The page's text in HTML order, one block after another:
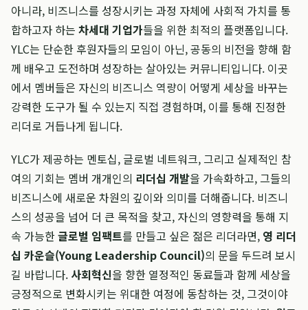
아니라, 비즈니스를 성장시키는 과정 자체에 사회적 가치를 통
합하고자 하는 차세대 기업가들을 위한 최적의 플랫폼입니다.
YLC는 단순한 후원자들의 모임이 아닌, 공동의 비전을 향해 함
께 배우고 도전하며 성장하는 살아있는 커뮤니티입니다. 이곳
에서 멤버들은 자신의 비즈니스 역량이 어떻게 세상을 바꾸는
강력한 도구가 될 수 있는지 직접 경험하며, 이를 통해 진정한
리더로 거듭나게 됩니다.
YLC가 제공하는 멘토십, 글로벌 네트워크, 그리고 실제적인 참
여의 기회는 멤버 개개인의 리더십 개발을 가속화하고, 그들의
비즈니스에 새로운 차원의 깊이와 의미를 더해줍니다. 비즈니
스의 성공을 넘어 더 큰 목적을 찾고, 자신의 영향력을 통해 지
속 가능한글로벌 임팩트를 만들고 싶은 젊은 리더라면, 영 리더
십 카운슬(Young Leadership Council)의 문을 두드려 보시
길 바랍니다. 사회혁신을 향한 열정적인 동료들과 함께 세상을
긍정적으로 변화시키는 위대한 여정에 동참하는 것, 그것이야